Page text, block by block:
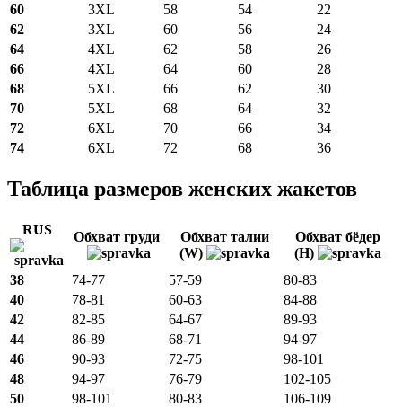
60 3XL 58 54
22
62
3XL 60 56
24
64
4XL 62 58
26
66
4XL 64 60
28
68
5XL 66 62
30
70
5XL 68 64
32
72
6XL 70 66
34
74
6XL 72 68 36
Таблица размеров женских жакетов
RUS Обхват груди
Обхват талии
(W)
Обхват бёдер
(H)
38
74-77 57-59
80-83
40
78-81 60-63
84-88
42
82-85 64-67
89-93
44
86-89 68-71
94-97
46
90-93 72-75
98-101
48
94-97 76-79
102-105
50
98-101 80-83
106-109